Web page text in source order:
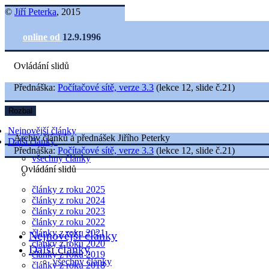
© Jiří Peterka, 2015
online od 12.9.1996
Ovládání slidů
Nejnovější články
Další články
všechny články
články z roku 2025
články z roku 2024
články z roku 2023
články z roku 2022
články z roku 2021
články z roku 2020
články z roku 2019
články z roku 2018
Přednáška: Počítačové sítě, verze 3.3 (lekce 12, slide č.21)
Rozbal
Archiv článků a přednášek Jiřího Peterky
Přednáška: Počítačové sítě, verze 3.3 (lekce 12, slide č.21)
Ovládání slidů
Nejnovější články
Další články
všechny články